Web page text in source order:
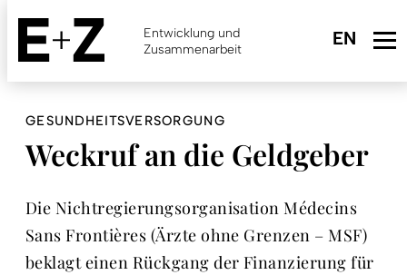
Skip
main
content
Entwicklung und
Zusammenarbeit
GESUNDHEITSVERSORGUNG
Weckruf an die Geldgeber
Die Nichtregierungsorganisation Médecins
Sans Frontières (Ärzte ohne Grenzen – MSF)
beklagt einen Rückgang der Finanzierung für